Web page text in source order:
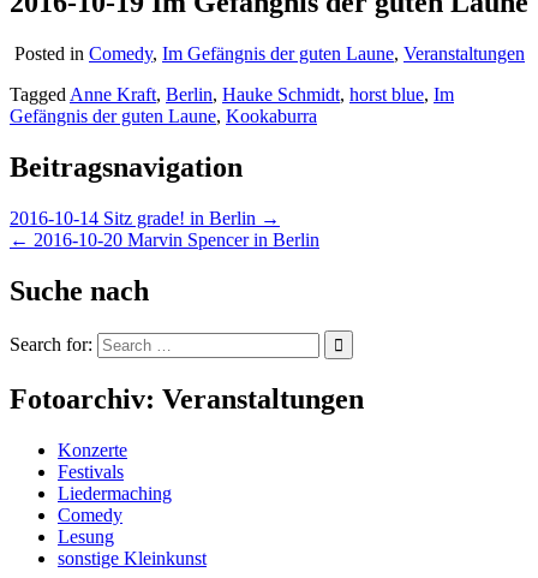
Posted in Comedy, Im Gefängnis der guten Laune, Veranstaltungen
Tagged Anne Kraft, Berlin, Hauke Schmidt, horst blue, Im
Gefängnis der guten Laune, Kookaburra
Beitragsnavigation
2016-10-14 Sitz grade! in Berlin →
← 2016-10-20 Marvin Spencer in Berlin
Suche nach
Search for:
Fotoarchiv: Veranstaltungen
Konzerte
Festivals
Liedermaching
Comedy
Lesung
sonstige Kleinkunst